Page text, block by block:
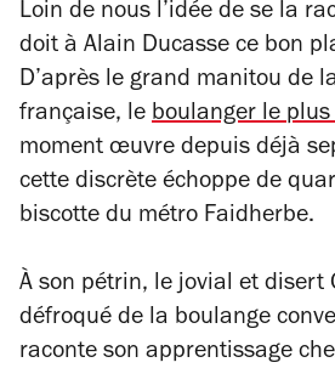
Loin de nous l’idée de se la
doit à Alain Ducasse ce bon
D’après le grand manitou de
française, le boulanger le
moment œuvre depuis déjà
cette discrète échoppe de
biscotte du métro Faidherbe.
À son pétrin, le jovial et disert
défroqué de la boulange
raconte son apprentissage